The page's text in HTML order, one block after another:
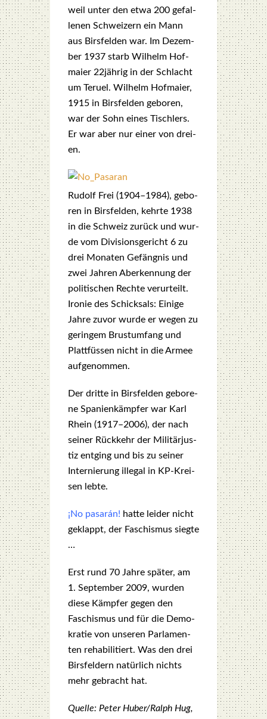
weil unter den etwa 200 gefal­
le­nen Schwei­zern ein Mann
aus Birs­fel­den war. Im Dezem­
ber 1937 starb Wil­helm Hof­
mai­er 22jährig in der Schlacht
um Teruel. Wil­helm Hof­mai­er,
1915 in Birs­fel­den gebo­ren,
war der Sohn eines Tisch­lers.
Er war aber nur einer von drei­
en.
Rudolf Frei (1904–1984), gebo­
ren in Birs­fel­den, kehr­te 1938
in die Schweiz zurück und wur­
de vom Divi­si­ons­ge­richt 6 zu
drei Mona­ten Gefäng­nis und
zwei Jah­ren Aberken­nung der
poli­ti­schen Rech­te ver­ur­teilt.
Iro­nie des Schick­sals: Eini­ge
Jah­re zuvor wur­de er wegen zu
gerin­gem Brust­um­fang und
Platt­füs­sen nicht in die Armee
auf­ge­nom­men.
Der drit­te in Birs­fel­den gebo­re­
ne Spa­ni­en­kämp­fer war Karl
Rhein (1917–2006), der nach
sei­ner Rück­kehr der Mili­tär­jus­
tiz ent­ging und bis zu sei­ner
Inter­nie­rung ille­gal in KP-Krei­
sen leb­te.
¡No pas­arán! hat­te lei­der nicht
geklappt, der Faschis­mus sieg­te
…
Erst rund 70 Jah­re spä­ter, am
1. Sep­tem­ber 2009, wur­den
die­se Kämp­fer gegen den
Faschis­mus und für die Demo­
kra­tie von unse­ren Par­la­men­
ten reha­bi­li­tiert. Was den drei
Birs­fel­dern natür­lich nichts
mehr gebracht hat.
Quel­le: Peter Huber/Ralph Hug,